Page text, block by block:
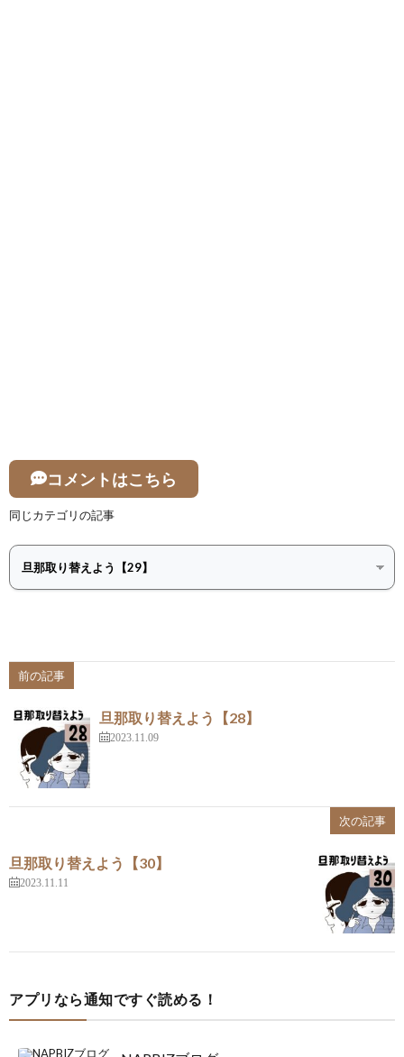
コメントはこちら
同じカテゴリの記事
前の記事
旦那取り替えよう【28】
2023.11.09
次の記事
旦那取り替えよう【30】
2023.11.11
アプリなら通知ですぐ読める！